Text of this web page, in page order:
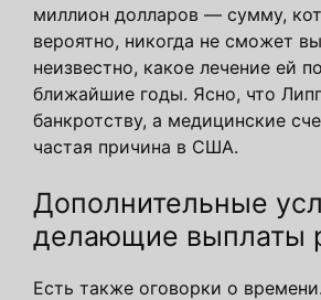
миллион долларов — сумму,
вероятно, никогда не сможет
неизвестно, какое лечение ей
ближайшие годы. Ясно, что
банкротству, а медицинские
частая причина в США.
Дополнительные
делающие выплаты
Есть также оговорки о